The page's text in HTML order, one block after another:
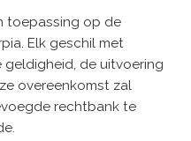
toepassing op de
Elk geschil met
de uitvoering
overeenkomst zal
rechtbank te